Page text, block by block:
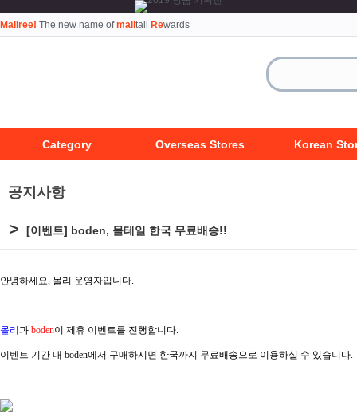
Mallree! The new name ofmall tail Rewards
Category Overseas Stores Korean
공지사항
> [이벤트] boden, 몰테일 한국 무료배송!!
안녕하세요, 몰리 운영자입니다.
몰리 과 boden이 제휴 이벤트를 진행합니다.
이벤트 기간 내 boden에서 구매하시면 한국까지 무료배송으로 이용하실 수 있습니다.